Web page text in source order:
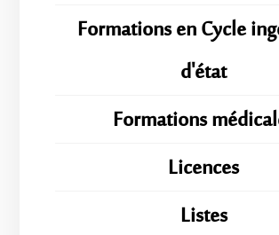
Formations en Cycle
d'état
Formations
Licences
Listes